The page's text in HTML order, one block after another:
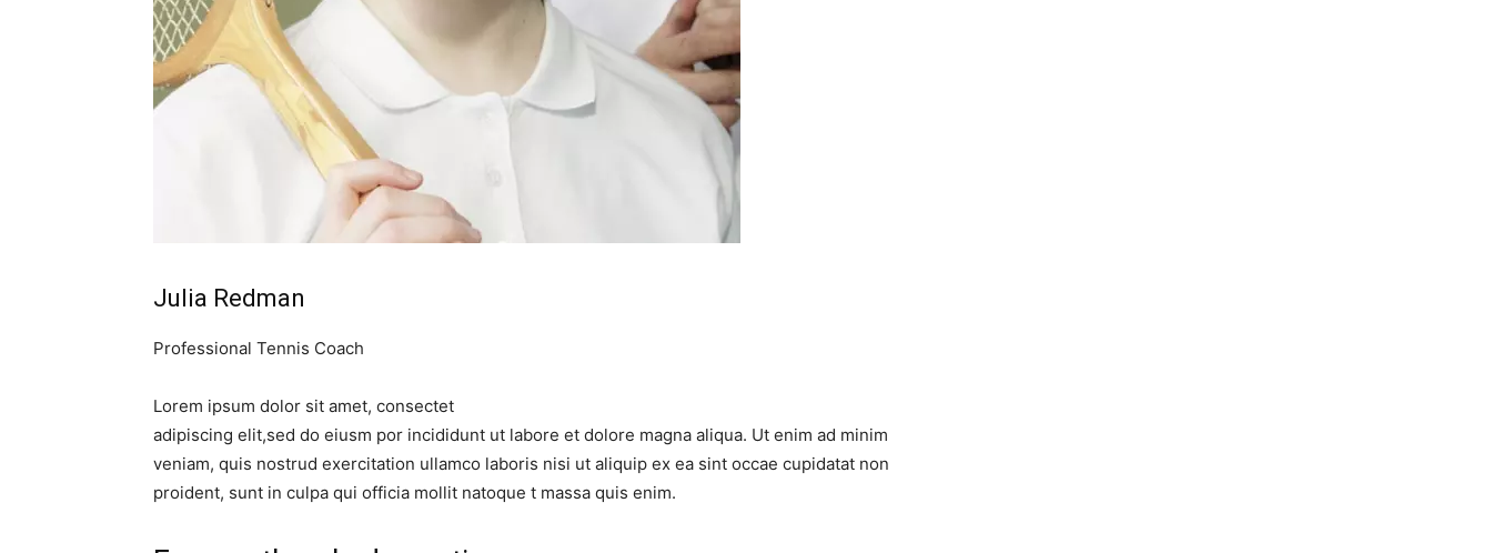
Julia Redman
Professional Tennis Coach
Lorem ipsum dolor sit amet, consectet
adipiscing elit,sed do eiusm por incididunt ut labore et dolore magna aliqua. Ut enim ad minim
veniam, quis nostrud exercitation ullamco laboris nisi ut aliquip ex ea sint occae cupidatat non
proident, sunt in culpa qui officia mollit natoque t massa quis enim.